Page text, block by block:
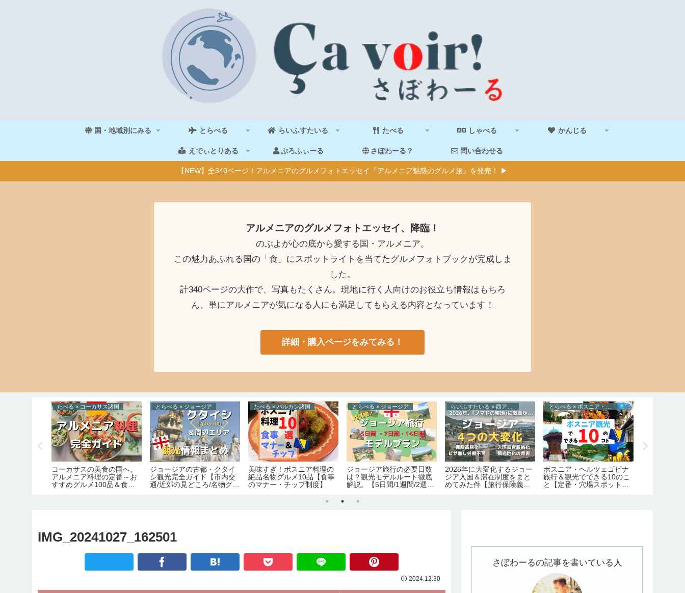
国・地域別にみる とらべる らいふすたいる たべる しゃべる かんじる
えでぃとりある ぷろふぃーる さぼわーる？ 問い合わせる
【NEW】全340ページ！アルメニアのグルメフォトエッセイ『アルメニア魅惑のグルメ旅』を発売！ ▶
アルメニアのグルメフォトエッセイ、降臨！
のぶよが心の底から愛する国・アルメニア。
この魅力あふれる国の「食」にスポットライトを当てたグルメフォトブックが完成しま
した。
計340ページの大作で、写真もたくさん。現地に行く人向けのお役立ち情報はもちろ
ん、単にアルメニアが気になる人にも満足してもらえる内容となっています！
詳細・購入ページをみてみる！
たべる × コーカサス諸国
コーカサスの美食の国へ。
アルメニア料理の定番～お
すすめグルメ100品＆食文
とらべる × ジョージア
ジョージアの古都・クタイ
シ観光完全ガイド【市内交
通/近郊の見どころ/名物グル
たべる × バルカン諸国
美味すぎ！ボスニア料理の
絶品名物グルメ10品【食事
のマナー・チップ制度】
とらべる × ジョージア
ジョージア旅行の必要日数
は？観光モデルルート徹底
解説。【5日間/1週間/2週
2026年に大変化するジョー
ジア入国＆滞在制度をまと
めてみた件【旅行保険義務
ボスニア・ヘルツェゴビナ
旅行＆観光でできる10のこ
と【定番・穴場スポット制
IMG_20241027_162501
2024.12.30
さぼわーるの記事を書いている人